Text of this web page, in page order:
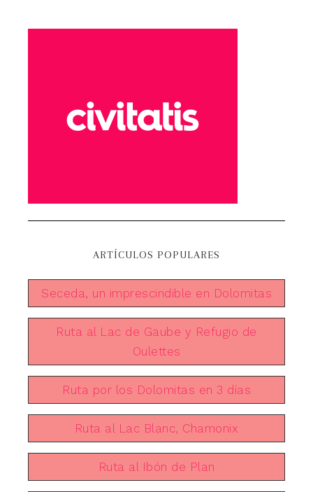
ARTÍCULOS POPULARES
Seceda, un imprescindible en Dolomitas
Ruta al Lac de Gaube y Refugio de
Oulettes
Ruta por los Dolomitas en 3 días
Ruta al Lac Blanc, Chamonix
Ruta al Ibón de Plan